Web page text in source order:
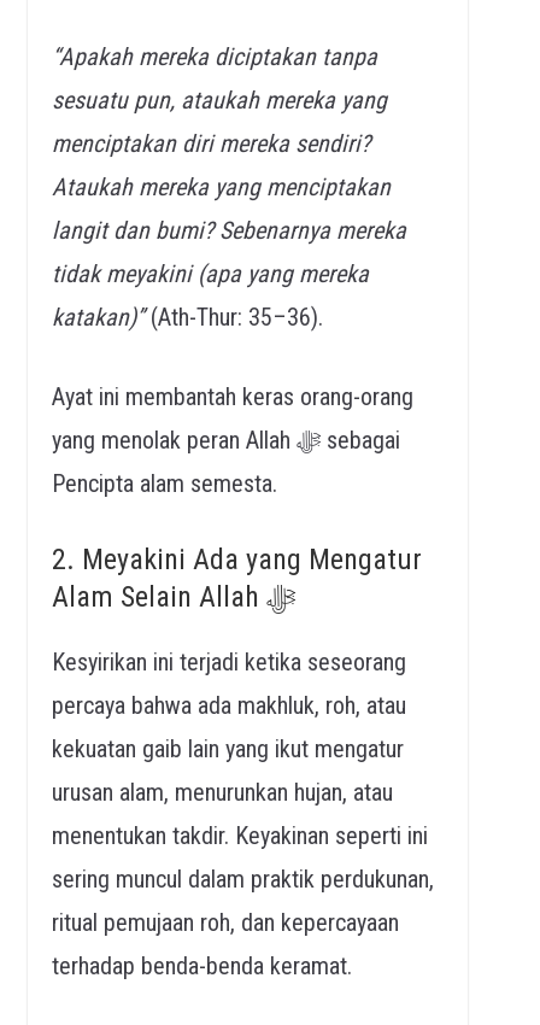
“Apakah mereka diciptakan tanpa
sesuatu pun, ataukah mereka yang
menciptakan diri mereka sendiri?
Ataukah mereka yang menciptakan
langit dan bumi? Sebenarnya mereka
tidak meyakini (apa yang mereka
katakan)”(Ath-Thur: 35–36).
Ayat ini membantah keras orang-orang
yang menolak peran Allah ﷻ sebagai
Pencipta alam semesta.
2. Meyakini Ada yang Mengatur
Alam Selain Allah ﷻ
Kesyirikan ini terjadi ketika seseorang
percaya bahwa ada makhluk, roh, atau
kekuatan gaib lain yang ikut mengatur
urusan alam, menurunkan hujan, atau
menentukan takdir. Keyakinan seperti ini
sering muncul dalam praktik perdukunan,
ritual pemujaan roh, dan kepercayaan
terhadap benda-benda keramat.